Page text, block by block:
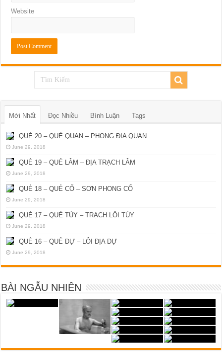
Website
Mới Nhất Đọc Nhiều Bình Luận Tags
QUẺ 20 – QUẺ QUAN – PHONG ĐỊA QUAN
June 29, 2018
QUẺ 19 – QUẺ LÂM – ĐỊA TRẠCH LÂM
June 29, 2018
QUẺ 18 – QUẺ CỔ – SƠN PHONG CỔ
June 29, 2018
QUẺ 17 – QUẺ TÙY – TRẠCH LÔI TÙY
June 29, 2018
QUẺ 16 – QUẺ DỰ – LÔI ĐỊA DỰ
June 29, 2018
BÀI NGẪU NHIÊN